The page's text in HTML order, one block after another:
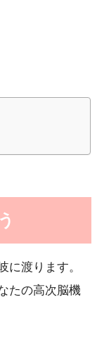
渡ります。
たの高次脳機